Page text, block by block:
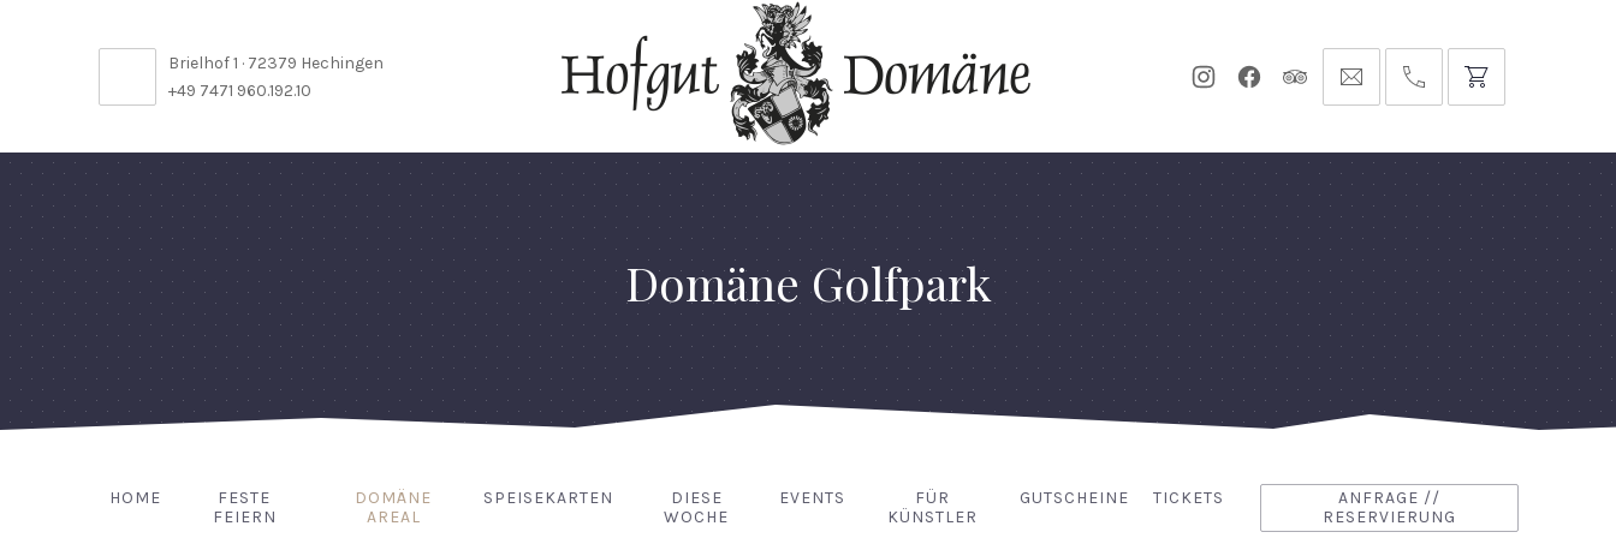
Brielhof 1 · 72379 Hechingen
+49 7471 960.192.10
NeuesNeuesNeues info@hofgut-0049747196019210
Domäne Golfpark
HOME
FESTE
FEIERN
DOMÄNE
AREAL
SPEISEKARTEN
DIESE
WOCHE
EVENTS
FÜR
KÜNSTLER
GUTSCHEINE TICKETS
ANFRAGE //
RESERVIERUNG